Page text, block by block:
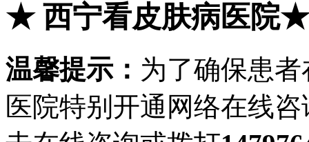
★西宁看皮肤病医院★
温馨提示： 为了确保患
医院特别开通网络在线